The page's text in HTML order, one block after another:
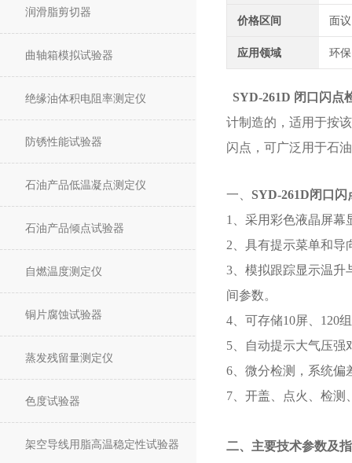
润滑脂剪切器
曲轴箱模拟试验器
绝缘油体积电阻率测定仪
防锈性能试验器
石油产品低温凝点测定仪
石油产品倾点试验器
自燃温度测定仪
铜片腐蚀试验器
蒸发残留量测定仪
色度试验器
架空导线用脂高温稳定性试验器
价格区间 面议
应用领域 环
SYD-261D 闭口闪点
计制造的， 适用于按
闪点， 可广泛用于石
一、 SYD-261D闭口闪
1、采用彩色液晶屏幕
2、具有提示菜单和导
3、模拟跟踪显示温升
间参数。
4、可存储10屏、120
5、自动提示大气压强
6、微分检测，系统偏
7、开盖、点火、检测
二、主要技术参数及